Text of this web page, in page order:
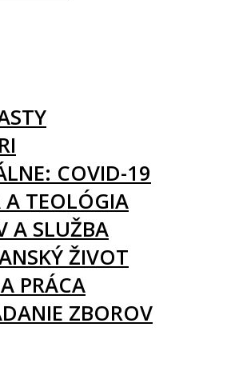
COVID-19
A TEOLÓGIA
A SLUŽBA
ŽIVOT
PRÁCA
ZBOROV